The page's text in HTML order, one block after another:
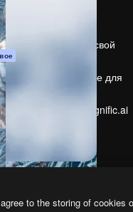
Продайте свой
Помещение для
прессы
Ищете magnific.ai
to the storing of cookies